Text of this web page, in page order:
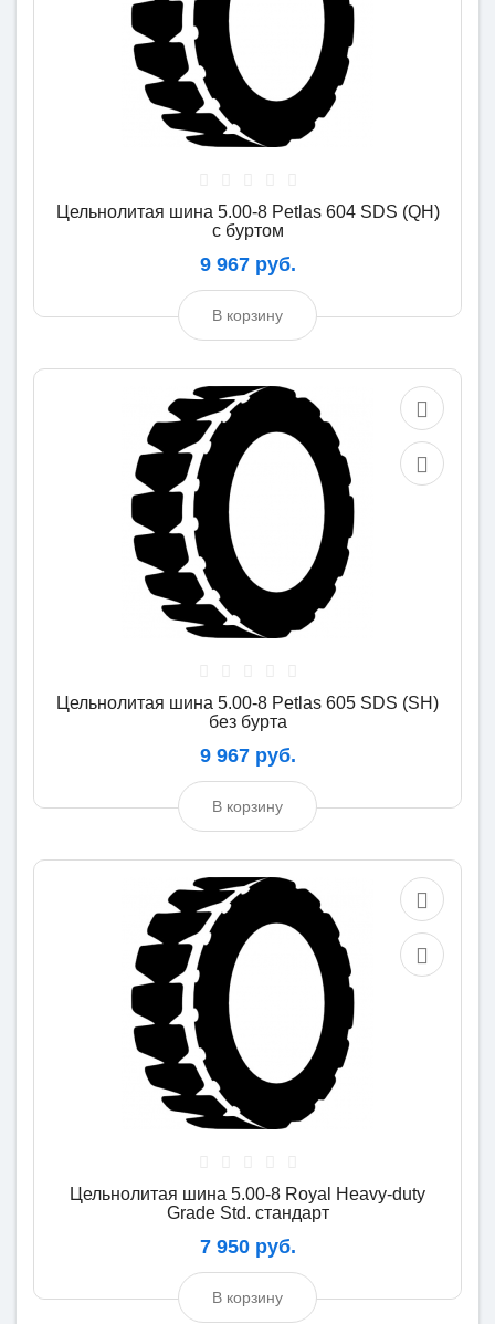
Цельнолитая шина 5.00-8 Petlas 604 SDS (QH)
с буртом
9 967 руб.
В корзину
Цельнолитая шина 5.00-8 Petlas 605 SDS (SH)
без бурта
9 967 руб.
В корзину
Цельнолитая шина 5.00-8 Royal Heavy-duty
Grade Std. стандарт
7 950 руб.
В корзину